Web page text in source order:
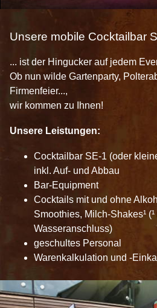
Unsere mobile Cocktailbar
... ist der Hingucker auf jedem
Ob nun wilde Gartenparty,
Firmenfeier...,
wir kommen zu Ihnen!
Unsere Leistungen:
Cocktailbar SE-1 (oder
inkl. Auf- und Abbau
Bar-Equipment
Cocktails mit und ohne
Smoothies, Milch-Shakes¹
Wasseranschluss)
geschultes Personal
Warenkalkulation und -